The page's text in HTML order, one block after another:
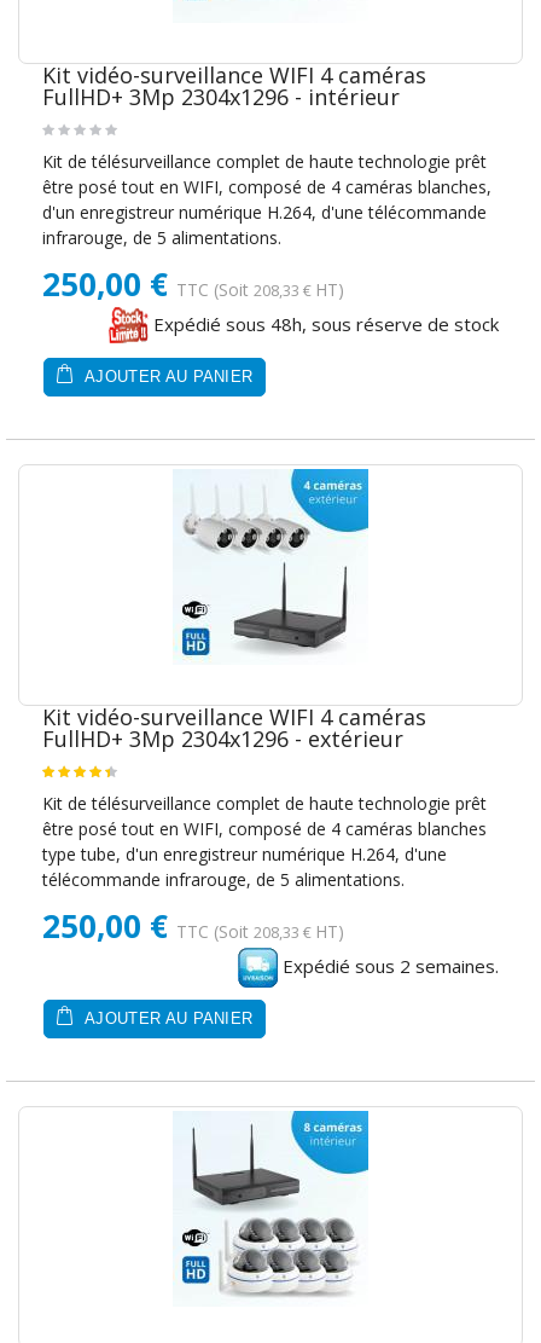
Kit vidéo-surveillance WIFI 4 caméras
FullHD+ 3Mp 2304x1296 - intérieur
Kit de télésurveillance complet de haute technologie prêt
être posé tout en WIFI, composé de 4 caméras blanches,
d'un enregistreur numérique H.264, d'une télécommande
infrarouge, de 5 alimentations.
250,00 € TTC (Soit 208,33 € HT)
Expédié sous 48h, sous réserve de stock
AJOUTER AU PANIER
Kit vidéo-surveillance WIFI 4 caméras
FullHD+ 3Mp 2304x1296 - extérieur
Kit de télésurveillance complet de haute technologie prêt
être posé tout en WIFI, composé de 4 caméras blanches
type tube, d'un enregistreur numérique H.264, d'une
télécommande infrarouge, de 5 alimentations.
250,00 € TTC (Soit 208,33 € HT)
Expédié sous 2 semaines.
AJOUTER AU PANIER